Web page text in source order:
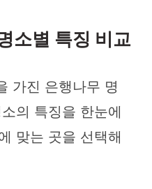
소별 특징 비교
가진 은행나무 명
의 특징을 한눈에
맞는 곳을 선택해